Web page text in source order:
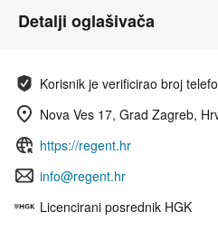
Detalji oglašivača
Korisnik je verificirao broj
Nova Ves 17, Grad Zagreb,
https://regent.hr
info@regent.hr
Licencirani posrednik HGK